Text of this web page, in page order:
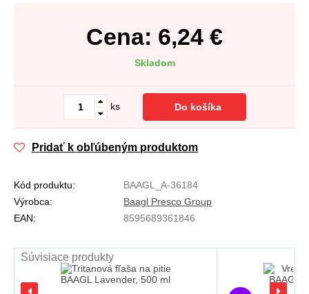
Cena: 6,24 €
Skladom
ks Do košíka
Pridať k obľúbeným produktom
Kód produktu:
BAAGL_A-36184
Výrobca:
Baagl Presco Group
EAN:
8595689361846
Súvisiace produkty